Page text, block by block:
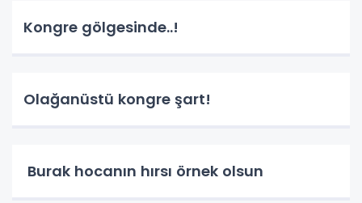
Kongre gölgesinde..!
Olağanüstü kongre şart!
Burak hocanın hırsı örnek olsun